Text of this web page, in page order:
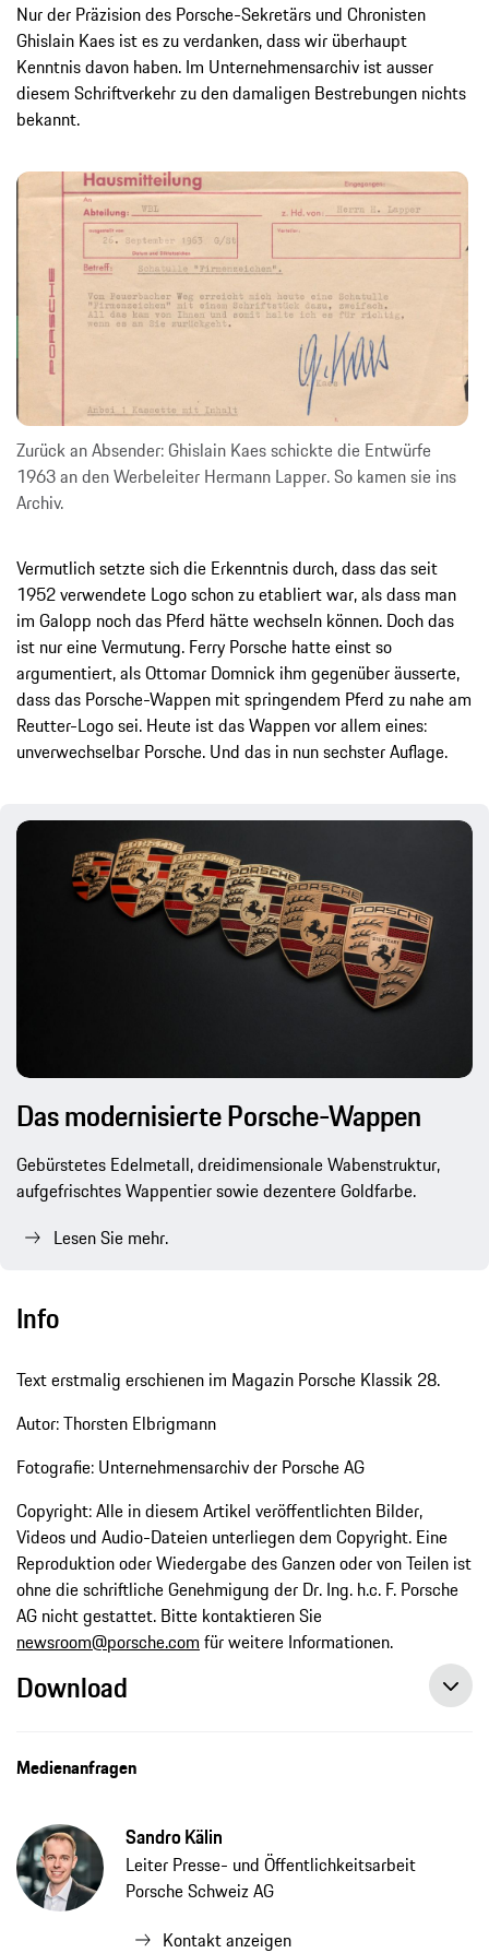
Nur der Präzision des Porsche-Sekretärs und Chronisten
Ghislain Kaes ist es zu verdanken, dass wir überhaupt
Kenntnis davon haben. Im Unternehmensarchiv ist ausser
diesem Schriftverkehr zu den damaligen Bestrebungen nichts
bekannt.
Zurück an Absender: Ghislain Kaes schickte die Entwürfe
1963 an den Werbeleiter Hermann Lapper. So kamen sie ins
Archiv.
Vermutlich setzte sich die Erkenntnis durch, dass das seit
1952 verwendete Logo schon zu etabliert war, als dass man
im Galopp noch das Pferd hätte wechseln können. Doch das
ist nur eine Vermutung. Ferry Porsche hatte einst so
argumentiert, als Ottomar Domnick ihm gegenüber äusserte,
dass das Porsche-Wappen mit springendem Pferd zu nahe am
Reutter-Logo sei. Heute ist das Wappen vor allem eines:
unverwechselbar Porsche. Und das in nun sechster Auflage.
Das modernisierte Porsche-Wappen
Gebürstetes Edelmetall, dreidimensionale Wabenstruktur,
aufgefrischtes Wappentier sowie dezentere Goldfarbe.
Lesen Sie mehr.
Info
Text erstmalig erschienen im Magazin Porsche Klassik 28.
Autor: Thorsten Elbrigmann
Fotografie: Unternehmensarchiv der Porsche AG
Copyright: Alle in diesem Artikel veröffentlichten Bilder,
Videos und Audio-Dateien unterliegen dem Copyright. Eine
Reproduktion oder Wiedergabe des Ganzen oder von Teilen ist
ohne die schriftliche Genehmigung der Dr. Ing. h.c. F. Porsche
AG nicht gestattet. Bitte kontaktieren Sie
newsroom@porsche.com für weitere Informationen.
Download
Medienanfragen
Sandro Kälin
Leiter Presse- und Öffentlichkeitsarbeit
Porsche Schweiz AG
Kontakt anzeigen